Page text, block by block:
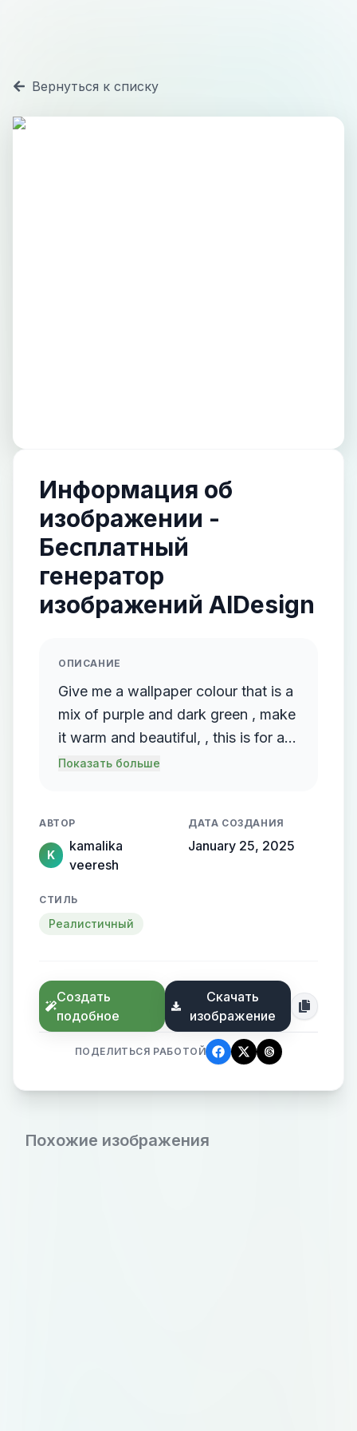
Вернуться к списку
Информация об
изображении -
Бесплатный
генератор
изображений AIDesign
ОПИСАНИЕ
Give me a wallpaper colour that is a
mix of purple and dark green , make
it warm and beautiful, , this is for a
background, you can add cosmos ,
Показать больше
АВТОР
K
kamalika
veeresh
ДАТА СОЗДАНИЯ
January 25, 2025
СТИЛЬ
Реалистичный
Создать
подобное
Скачать
изображение
ПОДЕЛИТЬСЯ РАБОТОЙ
Похожие изображения